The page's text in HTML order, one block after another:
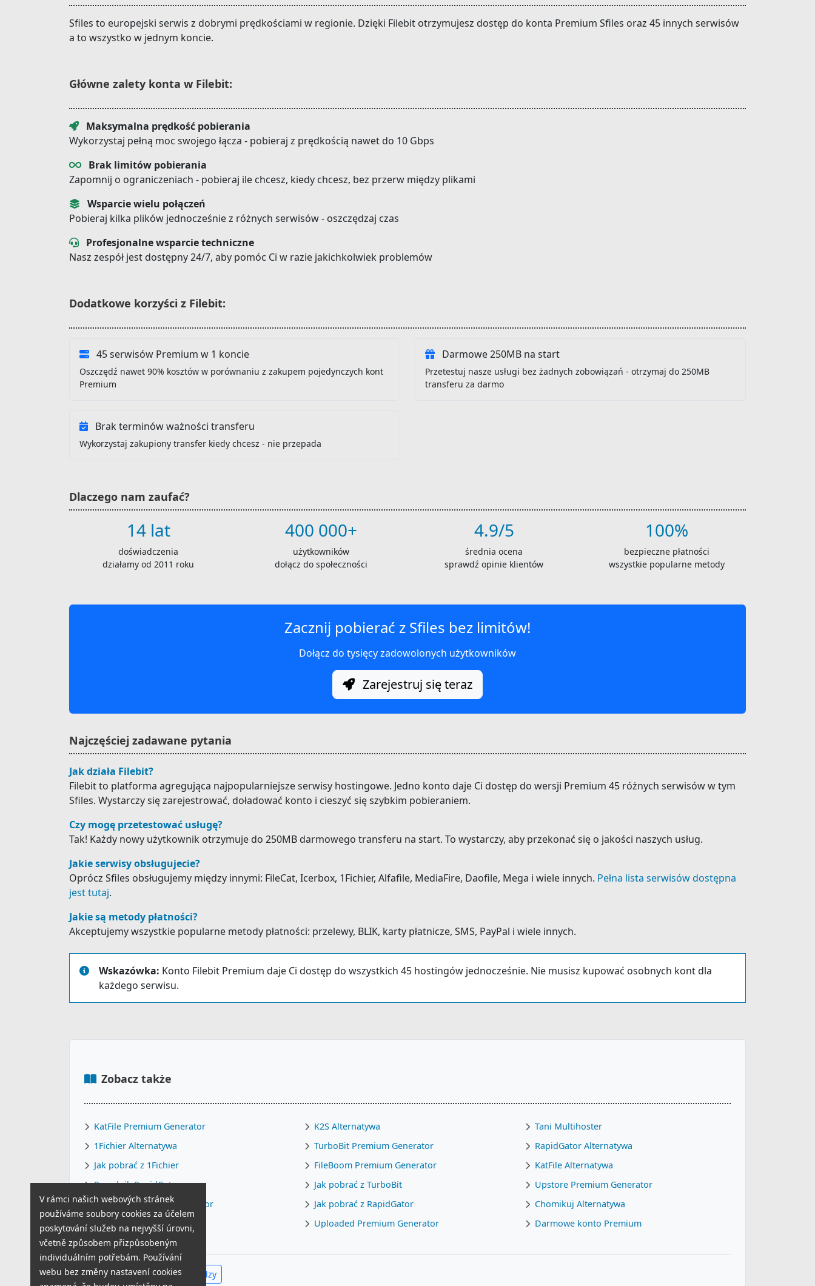
Sfiles to europejski serwis z dobrymi prędkościami w regionie. Dzięki Filebit otrzymujesz dostęp do konta Premium Sfiles oraz 45 innych serwisów
a to wszystko w jednym koncie.
Główne zalety konta w Filebit:
Maksymalna prędkość pobierania
Wykorzystaj pełną moc swojego łącza - pobieraj z prędkością nawet do 10 Gbps
Brak limitów pobierania
Zapomnij o ograniczeniach - pobieraj ile chcesz, kiedy chcesz, bez przerw między plikami
Wsparcie wielu połączeń
Pobieraj kilka plików jednocześnie z różnych serwisów - oszczędzaj czas
Profesjonalne wsparcie techniczne
Nasz zespół jest dostępny 24/7, aby pomóc Ci w razie jakichkolwiek problemów
Dodatkowe korzyści z Filebit:
45 serwisów Premium w 1 koncie
Oszczędź nawet 90% kosztów w porównaniu z zakupem pojedynczych kont
Premium
Darmowe 250MB na start
Przetestuj nasze usługi bez żadnych zobowiązań - otrzymaj do 250MB
transferu za darmo
Brak terminów ważności transferu
Wykorzystaj zakupiony transfer kiedy chcesz - nie przepada
Dlaczego nam zaufać?
14 lat
doświadczenia
działamy od 2011 roku
400 000+
użytkowników
dołącz do społeczności
4.9/5
średnia ocena
sprawdź opinie klientów
100%
bezpieczne płatności
wszystkie popularne metody
Zacznij pobierać z Sfiles bez limitów!
Dołącz do tysięcy zadowolonych użytkowników
Zarejestruj się teraz
Najczęściej zadawane pytania
Jak działa Filebit?
Filebit to platforma agregująca najpopularniejsze serwisy hostingowe. Jedno konto daje Ci dostęp do wersji Premium 45 różnych serwisów w tym
Sfiles. Wystarczy się zarejestrować, doładować konto i cieszyć się szybkim pobieraniem.
Czy mogę przetestować usługę?
Tak! Każdy nowy użytkownik otrzymuje do 250MB darmowego transferu na start. To wystarczy, aby przekonać się o jakości naszych usług.
Jakie serwisy obsługujecie?
Oprócz Sfiles obsługujemy między innymi: FileCat, Icerbox, 1Fichier, Alfafile, MediaFire, Daofile, Mega i wiele innych. Pełna lista serwisów dostępna
jest tutaj.
Jakie są metody płatności?
Akceptujemy wszystkie popularne metody płatności: przelewy, BLIK, karty płatnicze, SMS, PayPal i wiele innych.
Wskazówka: Konto Filebit Premium daje Ci dostęp do wszystkich 45 hostingów jednocześnie. Nie musisz kupować osobnych kont dla
każdego serwisu.
Zobacz także
KatFile Premium Generator
1Fichier Alternatywa
Jak pobrać z 1Fichier
Poradnik RapidGator
FileJoker Premium Generator
Szybkie pobieranie
K2S Alternatywa
TurboBit Premium Generator
FileBoom Premium Generator
Jak pobrać z TurboBit
Jak pobrać z RapidGator
Uploaded Premium Generator
Tani Multihoster
RapidGator Alternatywa
KatFile Alternatywa
Upstore Premium Generator
Chomikuj Alternatywa
Darmowe konto Premium
Zobacz całe Centrum Wiedzy
V rámci našich webových stránek
používáme soubory cookies za účelem
poskytování služeb na nejvyšší úrovni,
včetně způsobem přizpůsobeným
individuálním potřebám. Používání
webu bez změny nastavení cookies